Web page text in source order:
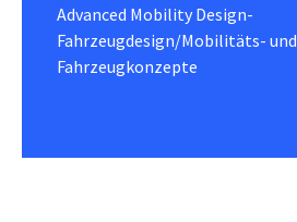
Advanced Mobility Design-
Fahrzeugdesign/Mobilitäts- und
Fahrzeugkonzepte